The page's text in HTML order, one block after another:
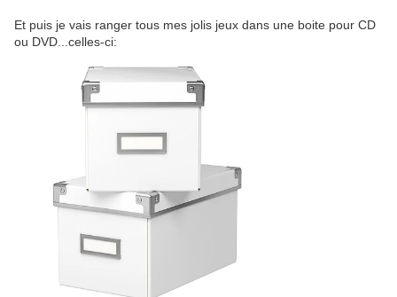
Et puis je vais ranger tous mes jolis jeux dans une boite pour CD
ou DVD...celles-ci: